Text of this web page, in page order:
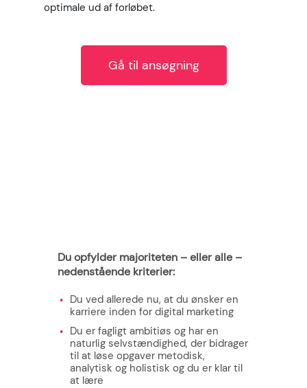
optimale ud af forløbet.
Gå til ansøgning
Du opfylder majoriteten – eller alle –
nedenstående kriterier:
Du ved allerede nu, at du ønsker en
karriere inden for digital marketing
Du er fagligt ambitiøs og har en
naturlig selvstændighed, der bidrager
til at løse opgaver metodisk,
analytisk og holistisk og du er klar til
at lære